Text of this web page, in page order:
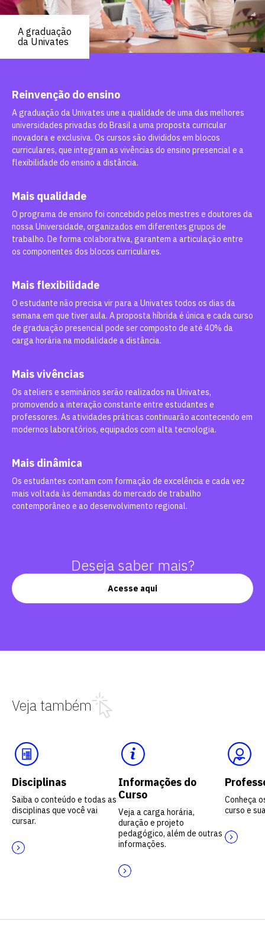
A graduação
da Univates
Reinvenção do ensino
A graduação da Univates une a qualidade de uma das melhores
universidades privadas do Brasil a uma proposta curricular
inovadora e exclusiva. Os cursos são divididos em blocos
curriculares, que integram as vivências do ensino presencial e a
flexibilidade do ensino a distância.
Mais qualidade
O programa de ensino foi concebido pelos mestres e doutores da
nossa Universidade, organizados em diferentes grupos de
trabalho. De forma colaborativa, garantem a articulação entre
os componentes dos blocos curriculares.
Mais flexibilidade
O estudante não precisa vir para a Univates todos os dias da
semana em que tiver aula. A proposta híbrida é única e cada curso
de graduação presencial pode ser composto de até 40% da
carga horária na modalidade a distância.
Mais vivências
Os ateliers e seminários serão realizados na Univates,
promovendo a interação constante entre estudantes e
professores. As atividades práticas continuarão acontecendo em
modernos laboratórios, equipados com alta tecnologia.
Mais dinâmica
Os estudantes contam com formação de excelência e cada vez
mais voltada às demandas do mercado de trabalho
contemporâneo e ao desenvolvimento regional.
Deseja saber mais?
Acesse aqui
Veja também
Disciplinas
Saiba o conteúdo e todas as
disciplinas que você vai
cursar.
Informações do
Curso
Veja a carga horária,
duração e projeto
pedagógico, além de outras
informações.
Conheça
curso e